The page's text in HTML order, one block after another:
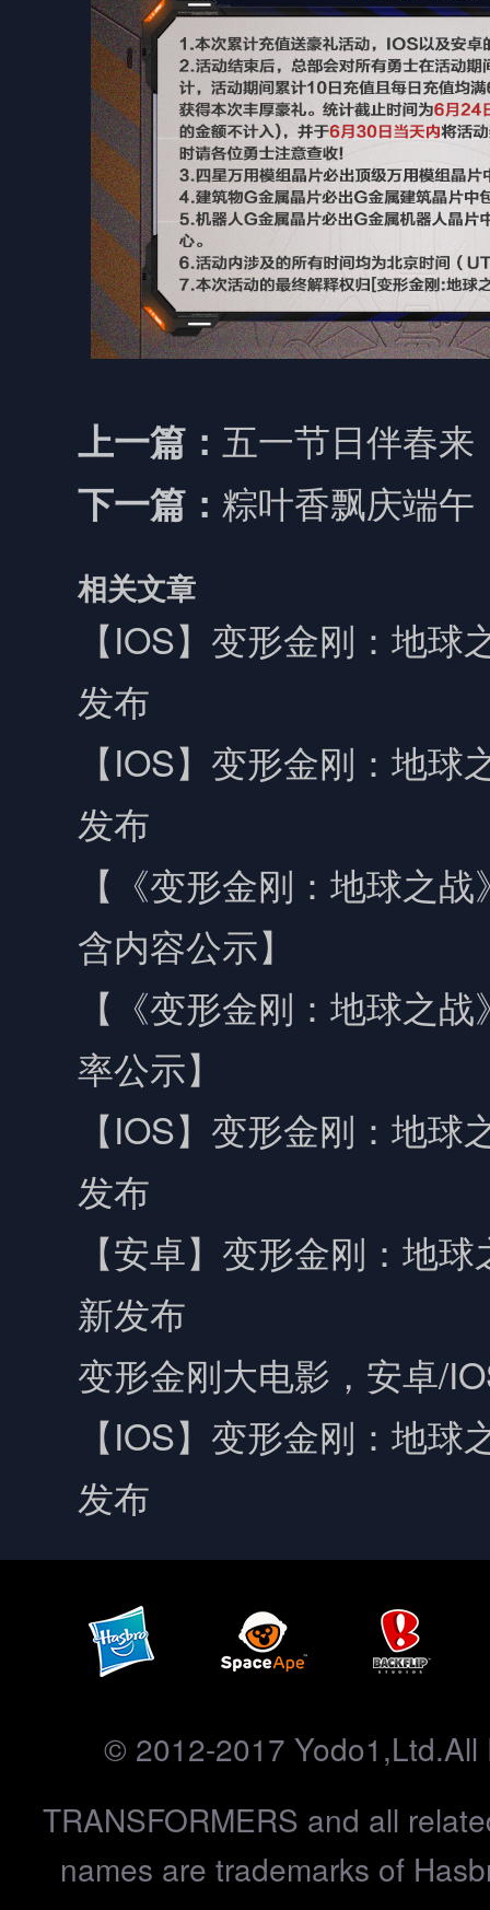
上一篇： 五一节日伴春
下一篇： 粽叶香飘庆端
相关文章
【IOS】变形金刚：地球
发布
【IOS】变形金刚：地球
发布
【《变形金刚：地球之
含内容公示】
【《变形金刚：地球之
率公示】
【IOS】变形金刚：地球
发布
【安卓】变形金刚：地
新发布
变形金刚大电影，安卓/
【IOS】变形金刚：地球
发布
© 2012-2017 Yodo1,Ltd.All
TRANSFORMERS and all
names are trademarks of